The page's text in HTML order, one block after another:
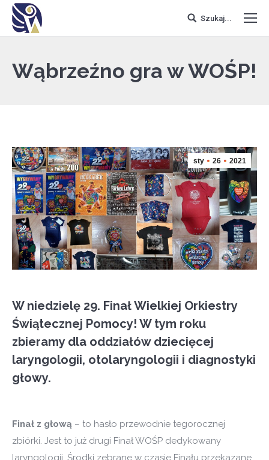
Szukaj...
Wąbrzeźno gra w WOŚP!
sty 26 2021
W niedzielę 29. Finał Wielkiej Orkiestry
Świątecznej Pomocy! W tym roku
zbieramy dla oddziałów dziecięcej
laryngologii, otolaryngologii i diagnostyki
głowy.
Finał z głową – to hasło przewodnie tegorocznej
zbiórki. Jest to już drugi Finał WOŚP dedykowany
laryngologii. Środki zebrane w czasie Finału przekazane